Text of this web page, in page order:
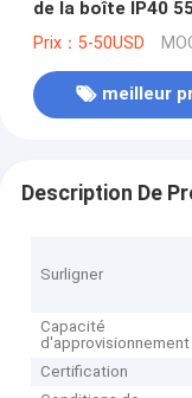
de la boîte IP40
allumant le
Prix：5-50USD
meilleur
Description De
Surligner
Capacité
d'approvisionnement
Certification